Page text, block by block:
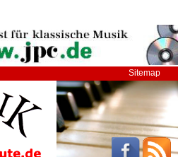
Sitemap